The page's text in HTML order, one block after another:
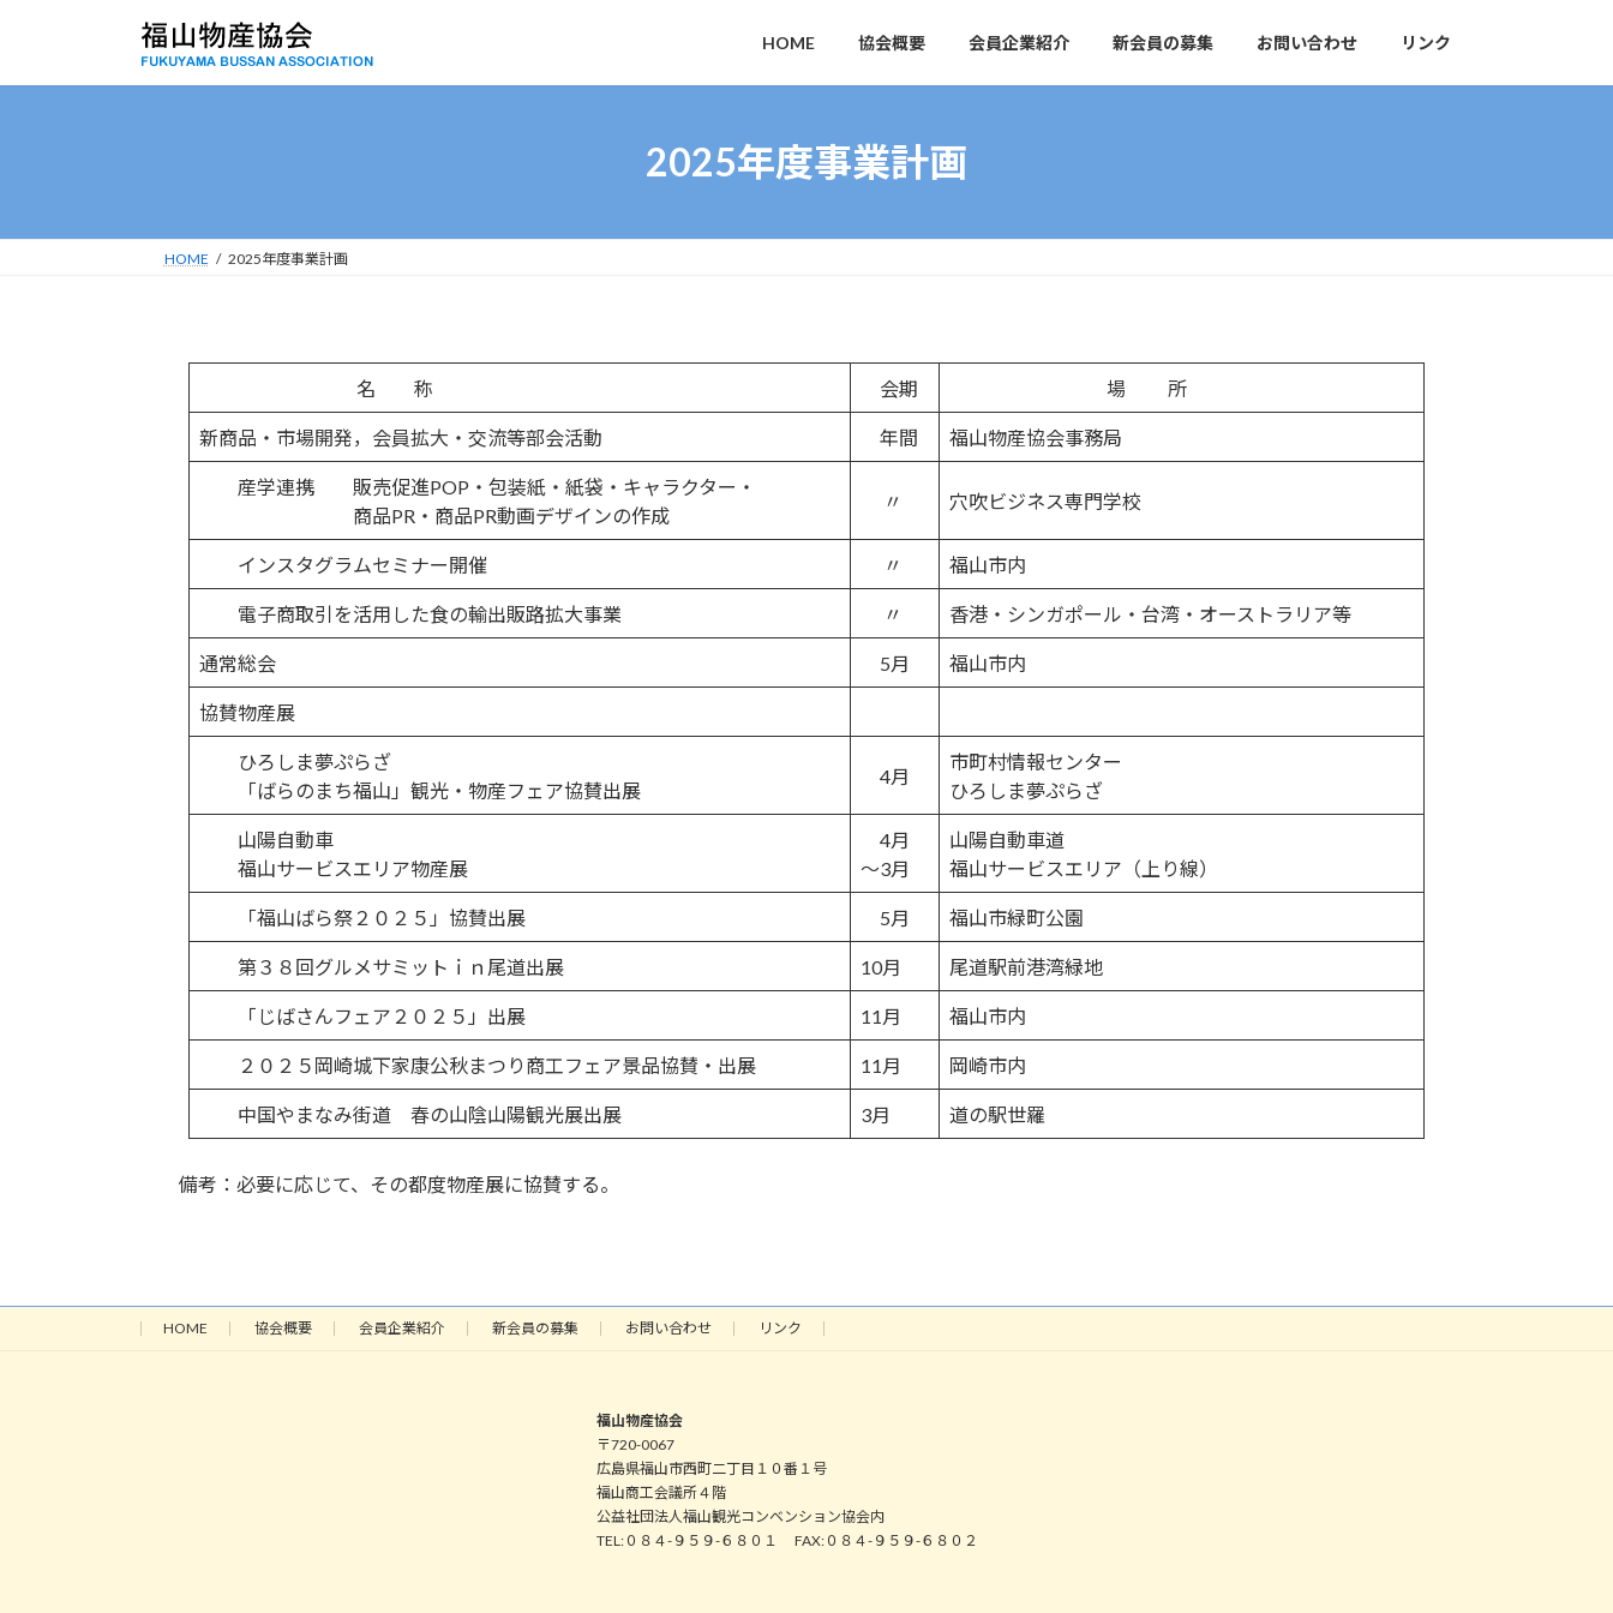
ッ
移
HOME 協会概要 会員企業紹介 新会員の募集 お問い合わせ リンク
2025年度事業計画
HOME 2025年度事業計画
名 称 会期 場 所
新商品・市場開発，会員拡大・交流等部会活動 年間 福山物産協会事務局
産学連携 販売促進POP・包装紙・紙袋・キャラクター・
商品PR・商品PR動画デザインの作成
〃 穴吹ビジネス専門学校
インスタグラムセミナー開催 〃 福山市内
電子商取引を活用した食の輸出販路拡大事業 〃 香港・シンガポール・台湾・オーストラリア等
通常総会 5月 福山市内
協賛物産展
ひろしま夢ぷらざ
「ばらのまち福山」観光・物産フェア協賛出展
4月
市町村情報センター
ひろしま夢ぷらざ
山陽自動車
福山サービスエリア物産展
4月
～3月
山陽自動車道
福山サービスエリア（上り線）
「福山ばら祭２０２５」協賛出展 5月 福山市緑町公園
第３８回グルメサミットｉｎ尾道出展 10月 尾道駅前港湾緑地
「じばさんフェア２０２５」出展 11月 福山市内
２０２５岡崎城下家康公秋まつり商工フェア景品協賛・出展 11月 岡崎市内
中国やまなみ街道 春の山陰山陽観光展出展 3月 道の駅世羅
備考：必要に応じて、その都度物産展に協賛する。
HOME 協会概要 会員企業紹介 新会員の募集 お問い合わせ リンク
福山物産協会
〒720-0067
広島県福山市西町二丁目１０番１号
福山商工会議所４階
公益社団法人福山観光コンベンション協会内
TEL:０８４-９５９-６８０１ FAX:０８４-９５９-６８０２